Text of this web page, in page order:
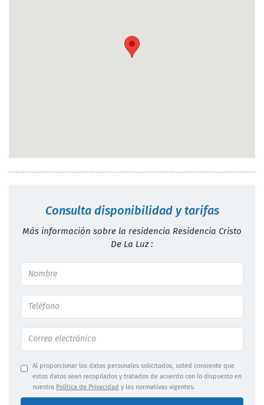
Consulta disponibilidad y tarifas
Más información sobre la residencia Residencia Cristo
De La Luz :
Al proporcionar los datos personales solicitados, usted consiente que
estos datos sean recopilados y tratados de acuerdo con lo dispuesto en
nuestra Política de Privacidad y las normativas vigentes.